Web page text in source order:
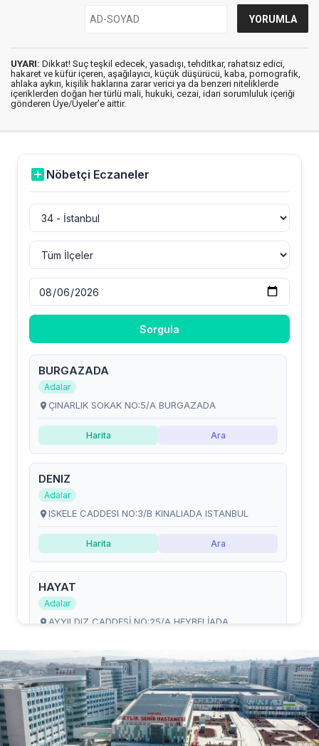
UYARI: Dikkat! Suç teşkil edecek, yasadışı, tehditkar, rahatsız edici,
hakaret ve küfür içeren, aşağılayıcı, küçük düşürücü, kaba, pornografik,
ahlaka aykırı, kişilik haklarına zarar verici ya da benzeri niteliklerde
içeriklerden doğan her türlü mali, hukuki, cezai, idari sorumluluk içeriği
gönderen Üye/Üyeler’e aittir.